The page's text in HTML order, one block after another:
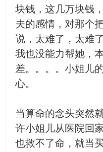
块钱，这几万块钱
夫的感情，对那个
说，太难了，太难了
我也没能力帮她，
差。。。。小姐儿
心。
当算命的念头突然
许小姐儿从医院回
也救不了命，就当